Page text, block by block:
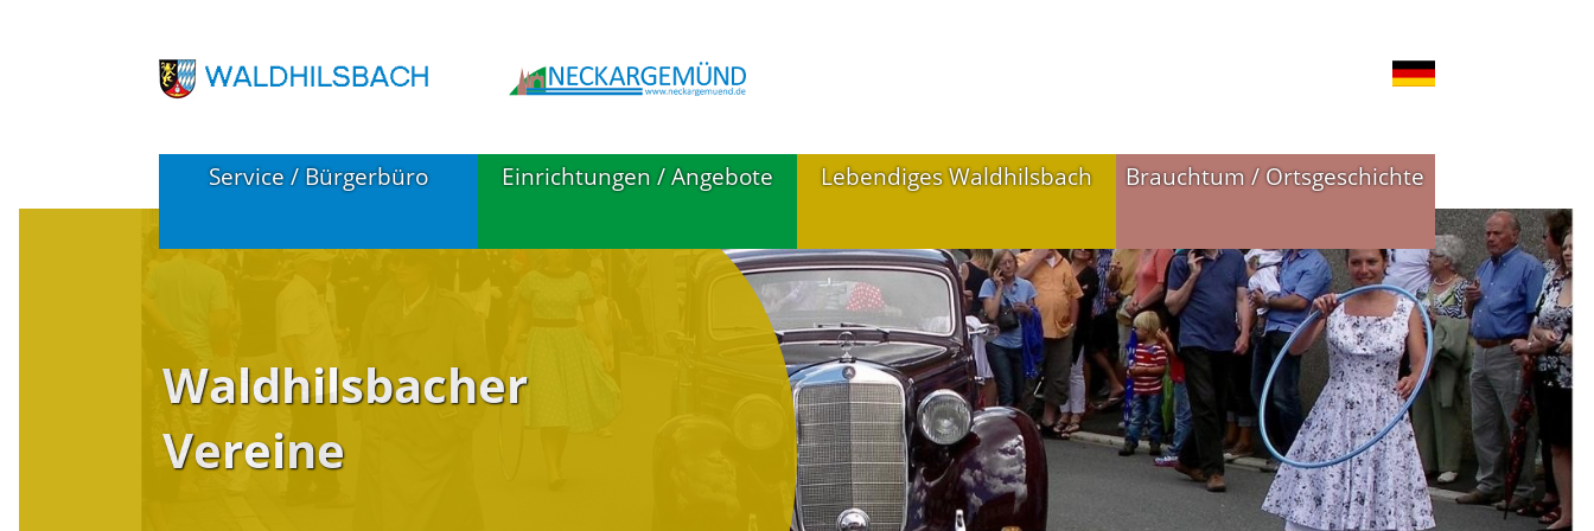
Service / Bürgerbüro
(Waldhilsbach)
Örtliche Verwaltungsstelle
Einrichtungen / Angebote
Kirchen in
Waldhilsbach
Lebendiges Waldhilsbach
Aktuelle Impressionen
Nahversorgung
Gastronomie
Brauchtum / Ortsgeschichte
Ortsgeschichte
Historie in Bildern
Historie in Zahlen
Waldhilsbacher
Vereine